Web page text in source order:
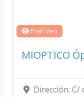
Plan Veo
MIOPTICO
Dirección: C/